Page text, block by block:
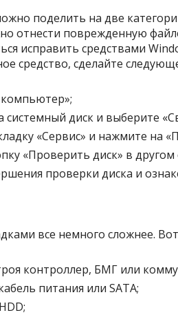
поделить на две
отнести поврежденную
исправить средствами
средство, сделайте
диск и выберите
«Сервис» и нажмите на
«Проверить диск» в
проверки диска и
все немного сложнее.
контроллер, БМГ или
питания или SATA;